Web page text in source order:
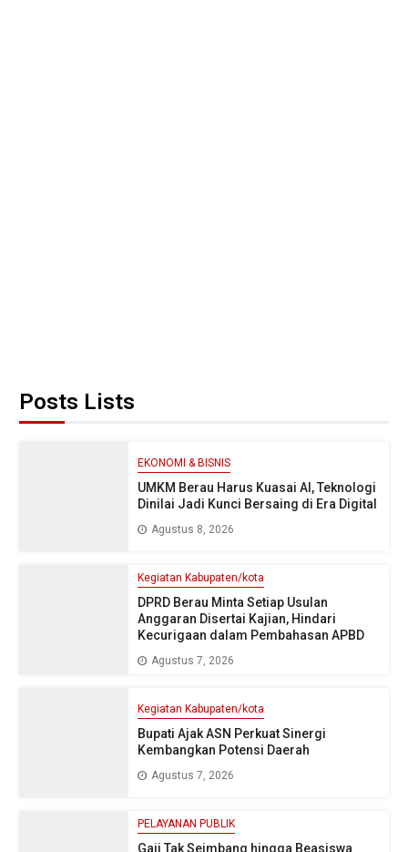
Posts Lists
EKONOMI & BISNIS
UMKM Berau Harus Kuasai AI, Teknologi
Dinilai Jadi Kunci Bersaing di Era Digital
Agustus 8, 2026
Kegiatan Kabupaten/kota
DPRD Berau Minta Setiap Usulan
Anggaran Disertai Kajian, Hindari
Kecurigaan dalam Pembahasan APBD
Agustus 7, 2026
Kegiatan Kabupaten/kota
Bupati Ajak ASN Perkuat Sinergi
Kembangkan Potensi Daerah
Agustus 7, 2026
PELAYANAN PUBLIK
Gaji Tak Seimbang hingga Beasiswa